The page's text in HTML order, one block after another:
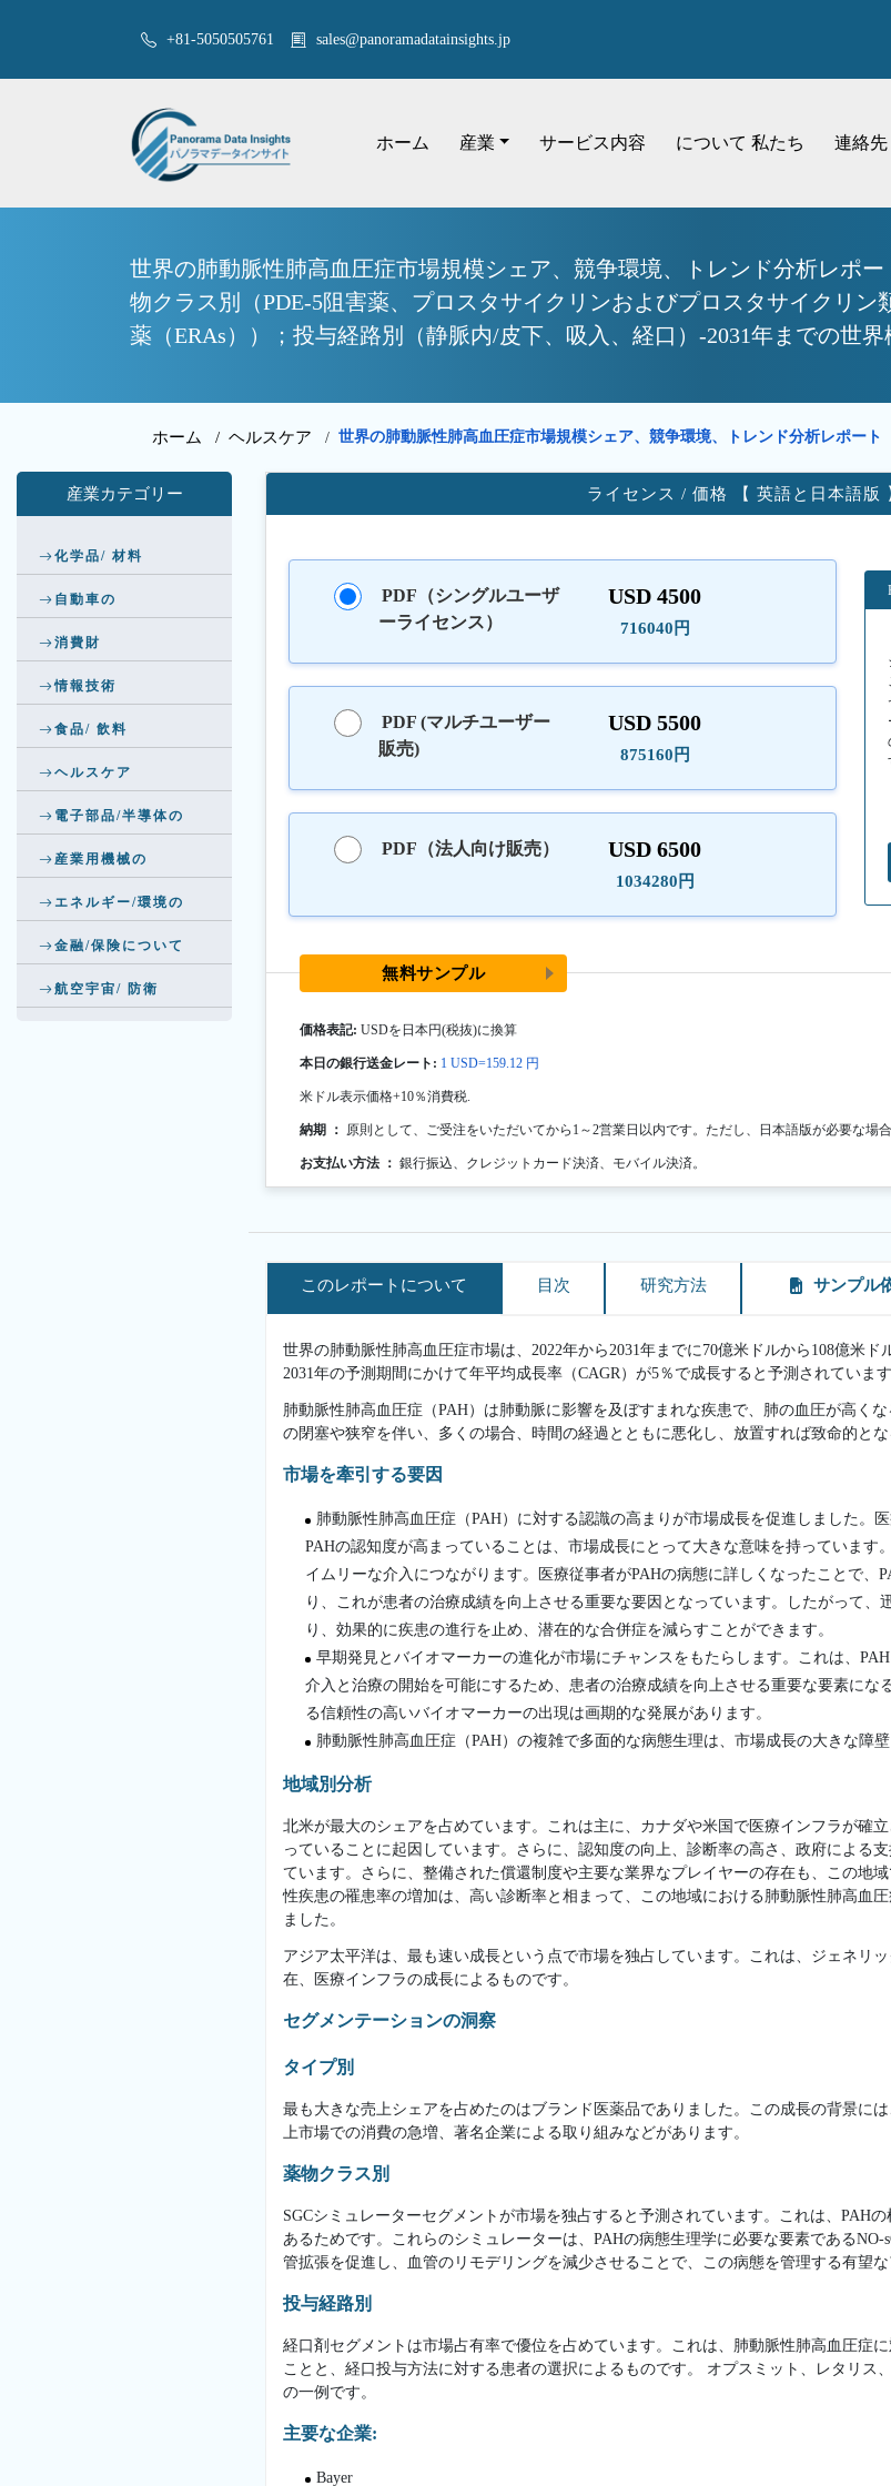
+81-5050505761 sales@panoramadatainsights.jp
ホーム 産業 サービス内容 について 私たち 連絡先
世界の肺動脈性肺高血圧症市場規模シェア、競争環境、トレンド分析レポ
物クラス別（PDE-5阻害薬、プロスタサイクリンおよびプロスタサイクリ
薬（ERAs））；投与経路別（静脈内/皮下、吸入、経口）-2031年までの世
ホーム / ヘルスケア / 世界の肺動脈性肺高血圧症市場規模シェア、競争環境、トレンド分析レポート
産業カテゴリー
化学品/ 材料
自動車の
消費財
情報技術
食品/ 飲料
ヘルスケア
電子部品/半導体の
産業用機械の
エネルギー/環境の
金融/保険について
航空宇宙/ 防衛
ライセンス / 価格 【 英語と日本語版
PDF（シングルユーザ
ーライセンス）
USD 4500
716040円
PDF (マルチユーザー
販売)
USD 5500
875160円
PDF（法人向け販売） USD 6500
1034280円
無料サンプル
価格表記: USDを日本円(税抜)に換算
本日の銀行送金レート: 1 USD=159.12 円
米ドル表示価格+10％消費税.
納期 ： 原則として、ご受注をいただいてから1～2営業日以内です。ただし、日本語版が必要な場
お支払い方法 ： 銀行振込、クレジットカード決済、モバイル決済。
このレポートについて 目次 研究方法 サンプル
世界の肺動脈性肺高血圧症市場は、2022年から2031年までに70億米ドルから108億米ド
2031年の予測期間にかけて年平均成長率（CAGR）が5％で成長すると予測されています
肺動脈性肺高血圧症（PAH）は肺動脈に影響を及ぼすまれな疾患で、肺の血圧が高く
の閉塞や狭窄を伴い、多くの場合、時間の経過とともに悪化し、放置すれば致命的とな
市場を牽引する要因
肺動脈性肺高血圧症（PAH）に対する認識の高まりが市場成長を促進しました。
PAHの認知度が高まっていることは、市場成長にとって大きな意味を持っています
イムリーな介入につながります。医療従事者がPAHの病態に詳しくなったことで、
り、これが患者の治療成績を向上させる重要な要因となっています。したがって、
り、効果的に疾患の進行を止め、潜在的な合併症を減らすことができます。
早期発見とバイオマーカーの進化が市場にチャンスをもたらします。これは、
介入と治療の開始を可能にするため、患者の治療成績を向上させる重要な要素にな
る信頼性の高いバイオマーカーの出現は画期的な発展があります。
肺動脈性肺高血圧症（PAH）の複雑で多面的な病態生理は、市場成長の大きな障壁
地域別分析
北米が最大のシェアを占めています。これは主に、カナダや米国で医療インフラが確
っていることに起因しています。さらに、認知度の向上、診断率の高さ、政府による
ています。さらに、整備された償還制度や主要な業界なプレイヤーの存在も、この地
性疾患の罹患率の増加は、高い診断率と相まって、この地域における肺動脈性肺高血
ました。
アジア太平洋は、最も速い成長という点で市場を独占しています。これは、ジェネリ
在、医療インフラの成長によるものです。
セグメンテーションの洞察
タイプ別
最も大きな売上シェアを占めたのはブランド医薬品でありました。この成長の背景に
上市場での消費の急増、著名企業による取り組みなどがあります。
薬物クラス別
SGCシミュレーターセグメントが市場を独占すると予測されています。これは、PAH
あるためです。これらのシミュレーターは、PAHの病態生理学に必要な要素であるNO-
管拡張を促進し、血管のリモデリングを減少させることで、この病態を管理する有望な
投与経路別
経口剤セグメントは市場占有率で優位を占めています。これは、肺動脈性肺高血圧症
ことと、経口投与方法に対する患者の選択によるものです。 オプスミット、レタリス
の一例です。
主要な企業:
Bayer